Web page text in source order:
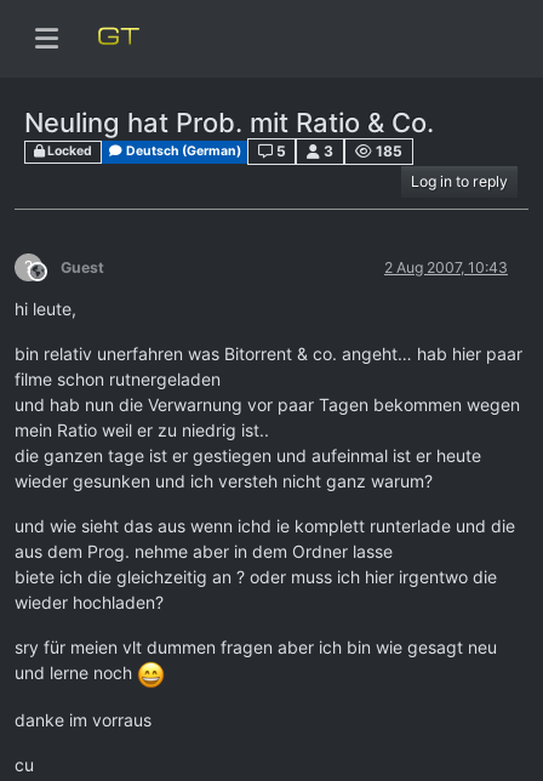
Neuling hat Prob. mit Ratio & Co.
Locked Deutsch (German) 5 3
185
Log in to reply
?This user is from outside of this forum
Guest 2 Aug 2007, 10:43
hi leute,
bin relativ unerfahren was Bitorrent & co. angeht… hab hier paar
filme schon rutnergeladen
und hab nun die Verwarnung vor paar Tagen bekommen wegen
mein Ratio weil er zu niedrig ist..
die ganzen tage ist er gestiegen und aufeinmal ist er heute
wieder gesunken und ich versteh nicht ganz warum?
und wie sieht das aus wenn ichd ie komplett runterlade und die
aus dem Prog. nehme aber in dem Ordner lasse
biete ich die gleichzeitig an ? oder muss ich hier irgentwo die
wieder hochladen?
sry für meien vlt dummen fragen aber ich bin wie gesagt neu
und lerne noch
danke im vorraus
cu